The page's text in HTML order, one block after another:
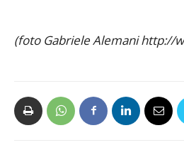
(foto Gabriele Alemani http://